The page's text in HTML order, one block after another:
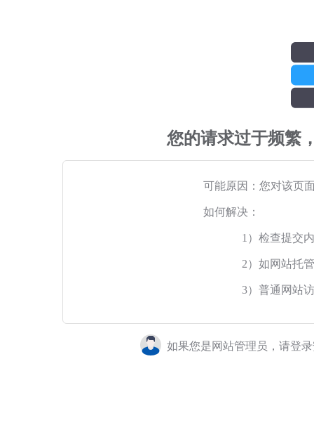
您的请求过于频繁
可能原因：您对该页
如何解决：
1）检查提交
2）如网站托
3）普通网站
如果您是网站管理员，请登